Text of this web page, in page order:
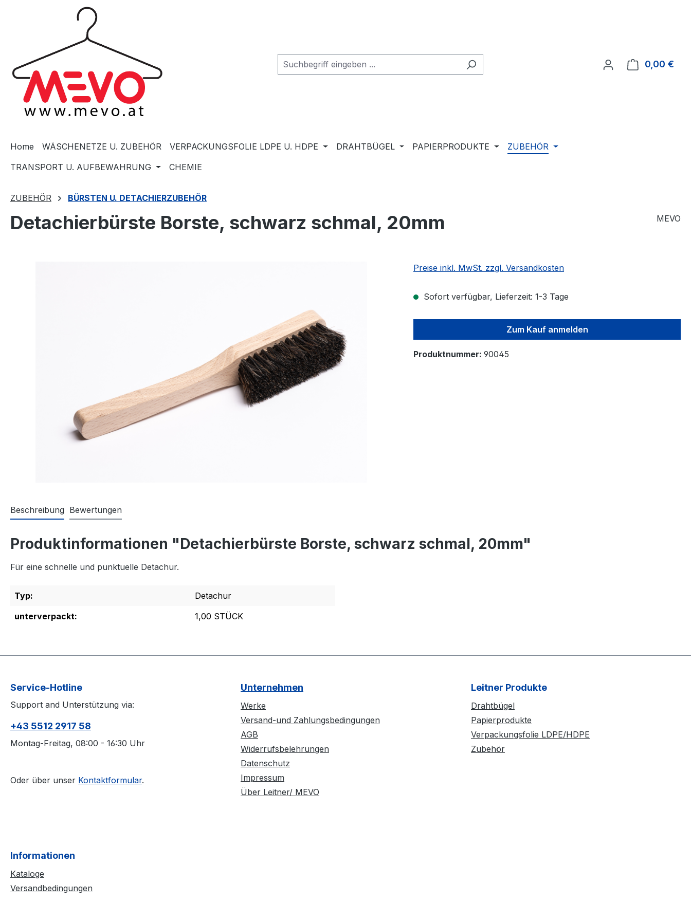
Zur Hauptnavigation springen
0,00 €
Home WÄSCHENETZE U. ZUBEHÖR VERPACKUNGSFOLIE LDPE U. HDPE DRAHTBÜGEL PAPIERPRODUKTE
ZUBEHÖR
TRANSPORT U. AUFBEWAHRUNG
CHEMIE
ZUBEHÖR BÜRSTEN U. DETACHIERZUBEHÖR
Detachierbürste Borste, schwarz schmal, 20mm MEVO
Preise inkl. MwSt. zzgl. Versandkosten
Sofort verfügbar, Lieferzeit: 1-3 Tage
Zum Kauf anmelden
Produktnummer: 90045
Beschreibung Bewertungen
Produktinformationen "Detachierbürste Borste, schwarz schmal, 20mm"
Für eine schnelle und punktuelle Detachur.
Typ:
Detachur
unterverpackt:
1,00 STÜCK
Service-Hotline
Support and Unterstützung via:
+43 5512 2917 58
Montag-Freitag, 08:00 - 16:30 Uhr
Oder über unser Kontaktformular.
Unternehmen
Werke
Versand-und Zahlungsbedingungen
AGB
Widerrufsbelehrungen
Datenschutz
Impressum
Über Leitner/ MEVO
Leitner Produkte
Drahtbügel
Papierprodukte
Verpackungsfolie LDPE/HDPE
Zubehör
Informationen
Kataloge
Versandbedingungen